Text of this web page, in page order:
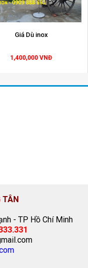
Giá Dù inox
1,400,000 VNĐ
TÂN
- TP Hồ Chí Minh